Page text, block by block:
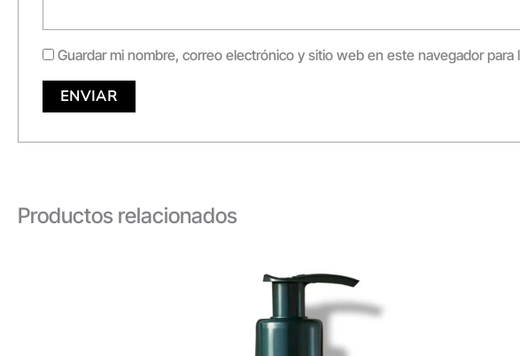
Guardar mi nombre, correo electrónico y sitio web en este navegador
Productos relacionados